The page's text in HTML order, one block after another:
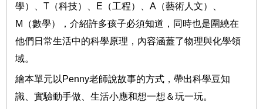
學）、 T （科技）、 E （工程）、 A （藝術人文）、
M
（數學），介紹許多孩子必須知道，同時也是圍繞在
他們日常生活中的科學原理，內容涵蓋了物理與化學領
域。
繪本單元以 Penny老師說故事的方式，帶出科學豆知
識、實驗動手做、生活小應和想一想＆玩一玩。